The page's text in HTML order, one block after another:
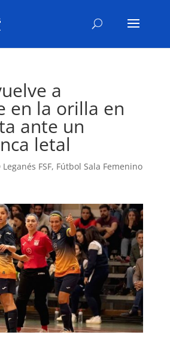
a
en la orilla en
ante un
letal
Leganés FSF, Fútbol Sala Femenino